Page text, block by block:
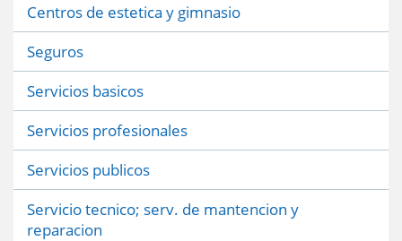
Centros de estetica y gimnasio
Seguros
Servicios basicos
Servicios profesionales
Servicios publicos
Servicio tecnico; serv. de mantencion y
reparacion